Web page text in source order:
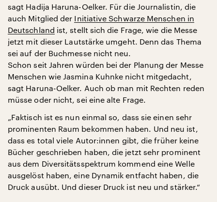
sagt Hadija Haruna-Oelker. Für die Journalistin, die
auch Mitglied der Initiative Schwarze Menschen in
Deutschland ist, stellt sich die Frage, wie die Messe
jetzt mit dieser Lautstärke umgeht. Denn das Thema
sei auf der Buchmesse nicht neu.
Schon seit Jahren würden bei der Planung der Messe
Menschen wie Jasmina Kuhnke nicht mitgedacht,
sagt Haruna-Oelker. Auch ob man mit Rechten reden
müsse oder nicht, sei eine alte Frage.
„Faktisch ist es nun einmal so, dass sie einen sehr
prominenten Raum bekommen haben. Und neu ist,
dass es total viele Autor:innen gibt, die früher keine
Bücher geschrieben haben, die jetzt sehr prominent
aus dem Diversitätsspektrum kommend eine Welle
ausgelöst haben, eine Dynamik entfacht haben, die
Druck ausübt. Und dieser Druck ist neu und stärker.“